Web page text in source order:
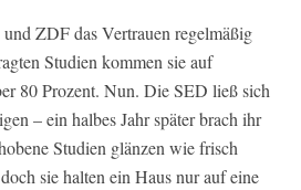
ZDF das Vertrauen regelmäßig
Studien kommen sie auf
80 Prozent. Nun. Die SED ließ sich
– ein halbes Jahr später brach ihr
Studien glänzen wie frisch
sie halten ein Haus nur auf eine